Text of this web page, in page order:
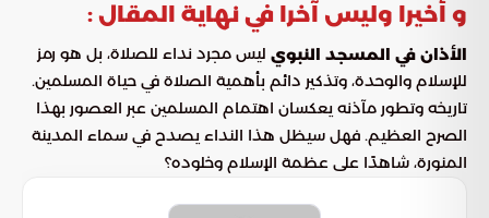
و أخيرا وليس آخرا في نهاية المقال :
الأذان في المسجد النبوي ليس مجرد نداء للصلاة، بل هو رمز
للإسلام والوحدة، وتذكير دائم بأهمية الصلاة في حياة المسلمين.
تاريخه وتطور مآذنه يعكسان اهتمام المسلمين عبر العصور بهذا
الصرح العظيم. فهل سيظل هذا النداء يصدح في سماء المدينة
المنورة، شاهدًا على عظمة الإسلام وخلوده؟